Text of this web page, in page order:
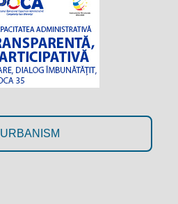
URBANISM